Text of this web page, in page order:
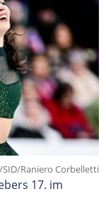
SID/Raniero Corbelletti
17. im